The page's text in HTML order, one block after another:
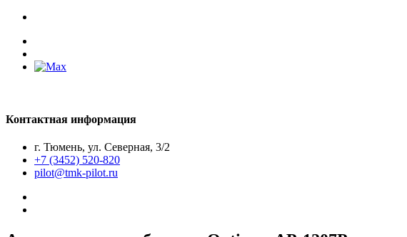
Контактная информация
г. Тюмень, ул. Северная, 3/2
+7 (3452) 520-820
pilot@tmk-pilot.ru